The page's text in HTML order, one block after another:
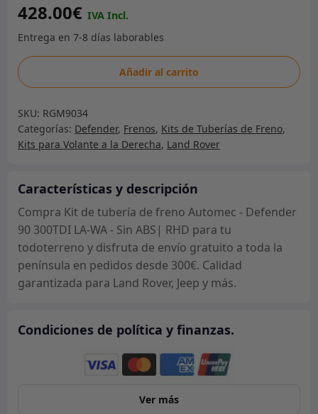
428.00€
Kit
de
de
freno
Automec
Defender
90
300TDI
LA-
-
Sin
RHD
Añadir al carrito
SKU: RGM9034
Categorías: Defender, Frenos, Kits de Tuberías de Freno,
Kits para Volante a la Derecha, Land Rover
Características y descripción
Compra Kit de tubería de freno Automec - Defender
90 300TDI LA-WA - Sin ABS| RHD para tu
todoterreno y disfruta de envío gratuito a toda la
península en pedidos desde 300€. Calidad
garantizada para Land Rover, Jeep y más.
Condiciones de política y finanzas.
Ver más